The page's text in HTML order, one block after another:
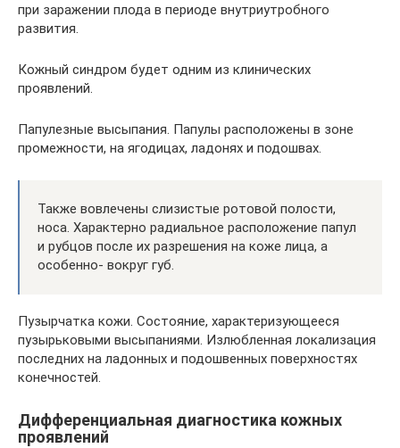
при заражении плода в периоде внутриутробного
развития.
Кожный синдром будет одним из клинических
проявлений.
Папулезные высыпания. Папулы расположены в зоне
промежности, на ягодицах, ладонях и подошвах.
Также вовлечены слизистые ротовой полости,
носа. Характерно радиальное расположение папул
и рубцов после их разрешения на коже лица, а
особенно- вокруг губ.
Пузырчатка кожи. Состояние, характеризующееся
пузырьковыми высыпаниями. Излюбленная локализация
последних на ладонных и подошвенных поверхностях
конечностей.
Дифференциальная диагностика кожных
проявлений